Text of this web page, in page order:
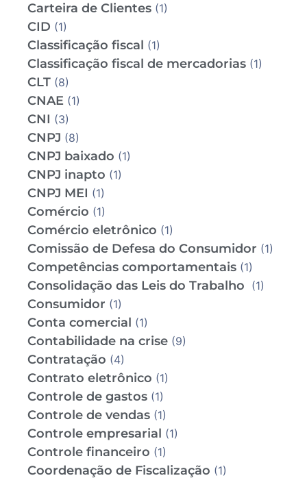
Carteira de Clientes (1)
CID (1)
Classificação fiscal (1)
Classificação fiscal de mercadorias (1)
CLT (8)
CNAE (1)
CNI (3)
CNPJ (8)
CNPJ baixado (1)
CNPJ inapto (1)
CNPJ MEI (1)
Comércio (1)
Comércio eletrônico (1)
Comissão de Defesa do Consumidor (1)
Competências comportamentais (1)
Consolidação das Leis do Trabalho (1)
Consumidor (1)
Conta comercial (1)
Contabilidade na crise (9)
Contratação (4)
Contrato eletrônico (1)
Controle de gastos (1)
Controle de vendas (1)
Controle empresarial (1)
Controle financeiro (1)
Coordenação de Fiscalização (1)